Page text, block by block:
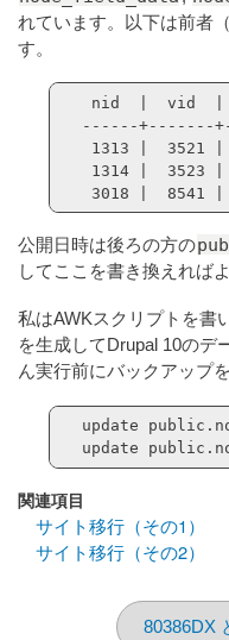
れています。以下は前者
す。
nid  |  vid  |
------+-------
1313 |
1314 |
3018 |
公開日時は後ろの方の
してここを書き換えれば
私はAWKスクリプトを書
を生成してDrupal 10のデ
ん実行前にバックアップ
update
update
関連項目
サイト移行（その1）
サイト移行（その2）
80386DX